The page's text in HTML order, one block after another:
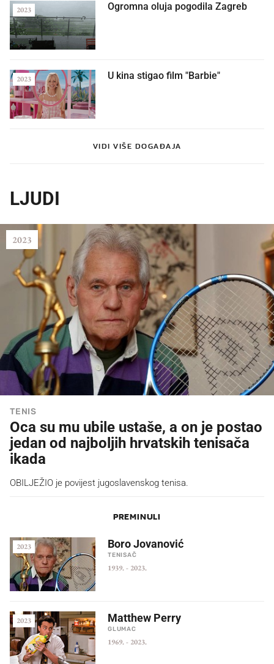
Ogromna oluja pogodila Zagreb
2023
U kina stigao film "Barbie"
2023
VIDI VIŠE DOGAĐAJA
LJUDI
TENIS
Oca su mu ubile ustaše, a on je postao
jedan od najboljih hrvatskih tenisača
ikada
2023
OBILJEŽIO je povijest jugoslavenskog tenisa.
PREMINULI
Boro Jovanović
TENISAČ
1939.- 2023.
2023
Matthew Perry
GLUMAC
1969.- 2023.
2023